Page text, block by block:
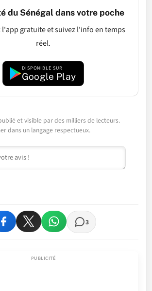
du Sénégal dans votre poche
l'app gratuite et suivez l'info en temps
réel.
DISPONIBLE SUR
Google Play
et visible par des milliers de lecteurs.
dans un langage respectueux.
3